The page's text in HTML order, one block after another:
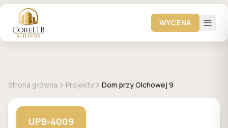
WYCENA
Strona główna Projekty Dom przy Olchowej 9
UPB-4009